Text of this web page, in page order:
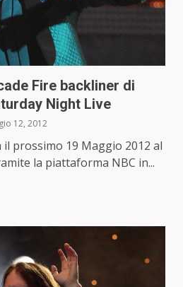
Fire backliner di
Night Live
12, 2012
il prossimo 19 Maggio 2012 al
la piattaforma NBC in...